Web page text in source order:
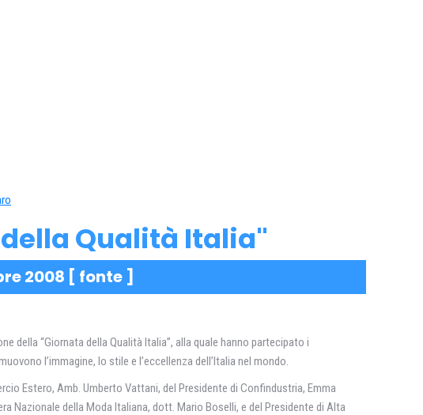
Qualità Italia"
2008 [ fonte ]
della “Giornata della Qualità Italia”, alla quale hanno partecipato i
l’immagine, lo stile e l’eccellenza dell’Italia nel mondo.
Estero, Amb. Umberto Vattani, del Presidente di Confindustria, Emma
Nazionale della Moda Italiana, dott. Mario Boselli, e del Presidente di Alta